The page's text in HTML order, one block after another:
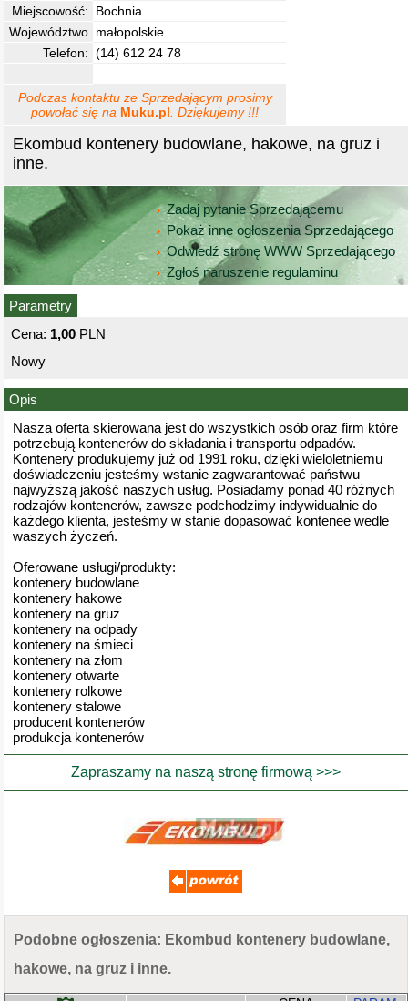
Ekombud kontenery budowlane, hakowe, na gruz i
inne.
Zadaj pytanie Sprzedającemu
Pokaż inne ogłoszenia Sprzedającego
Odwiedź stronę WWW Sprzedającego
Zgłoś naruszenie regulaminu
Parametry
Cena: 1,00 PLN
Nowy
Miejscowość:
Bochnia
Województwo małopolskie
Telefon: (14) 612 24 78
Podczas kontaktu ze Sprzedającym prosimy
powołać się na Muku.pl . Dziękujemy !!!
Opis
Nasza oferta skierowana jest do wszystkich osób oraz firm które
potrzebują kontenerów do składania i transportu odpadów.
Kontenery produkujemy już od 1991 roku, dzięki wieloletniemu
doświadczeniu jesteśmy wstanie zagwarantować państwu
najwyższą jakość naszych usług. Posiadamy ponad 40 różnych
rodzajów kontenerów, zawsze podchodzimy indywidualnie do
każdego klienta, jesteśmy w stanie dopasować kontenee wedle
waszych życzeń.
Oferowane usługi/produkty:
kontenery budowlane
kontenery hakowe
kontenery na gruz
kontenery na odpady
kontenery na śmieci
kontenery na złom
kontenery otwarte
kontenery rolkowe
kontenery stalowe
producent kontenerów
produkcja kontenerów
Zapraszamy na naszą stronę firmową >>>
Podobne ogłoszenia: Ekombud kontenery budowlane,
hakowe, na gruz i inne.